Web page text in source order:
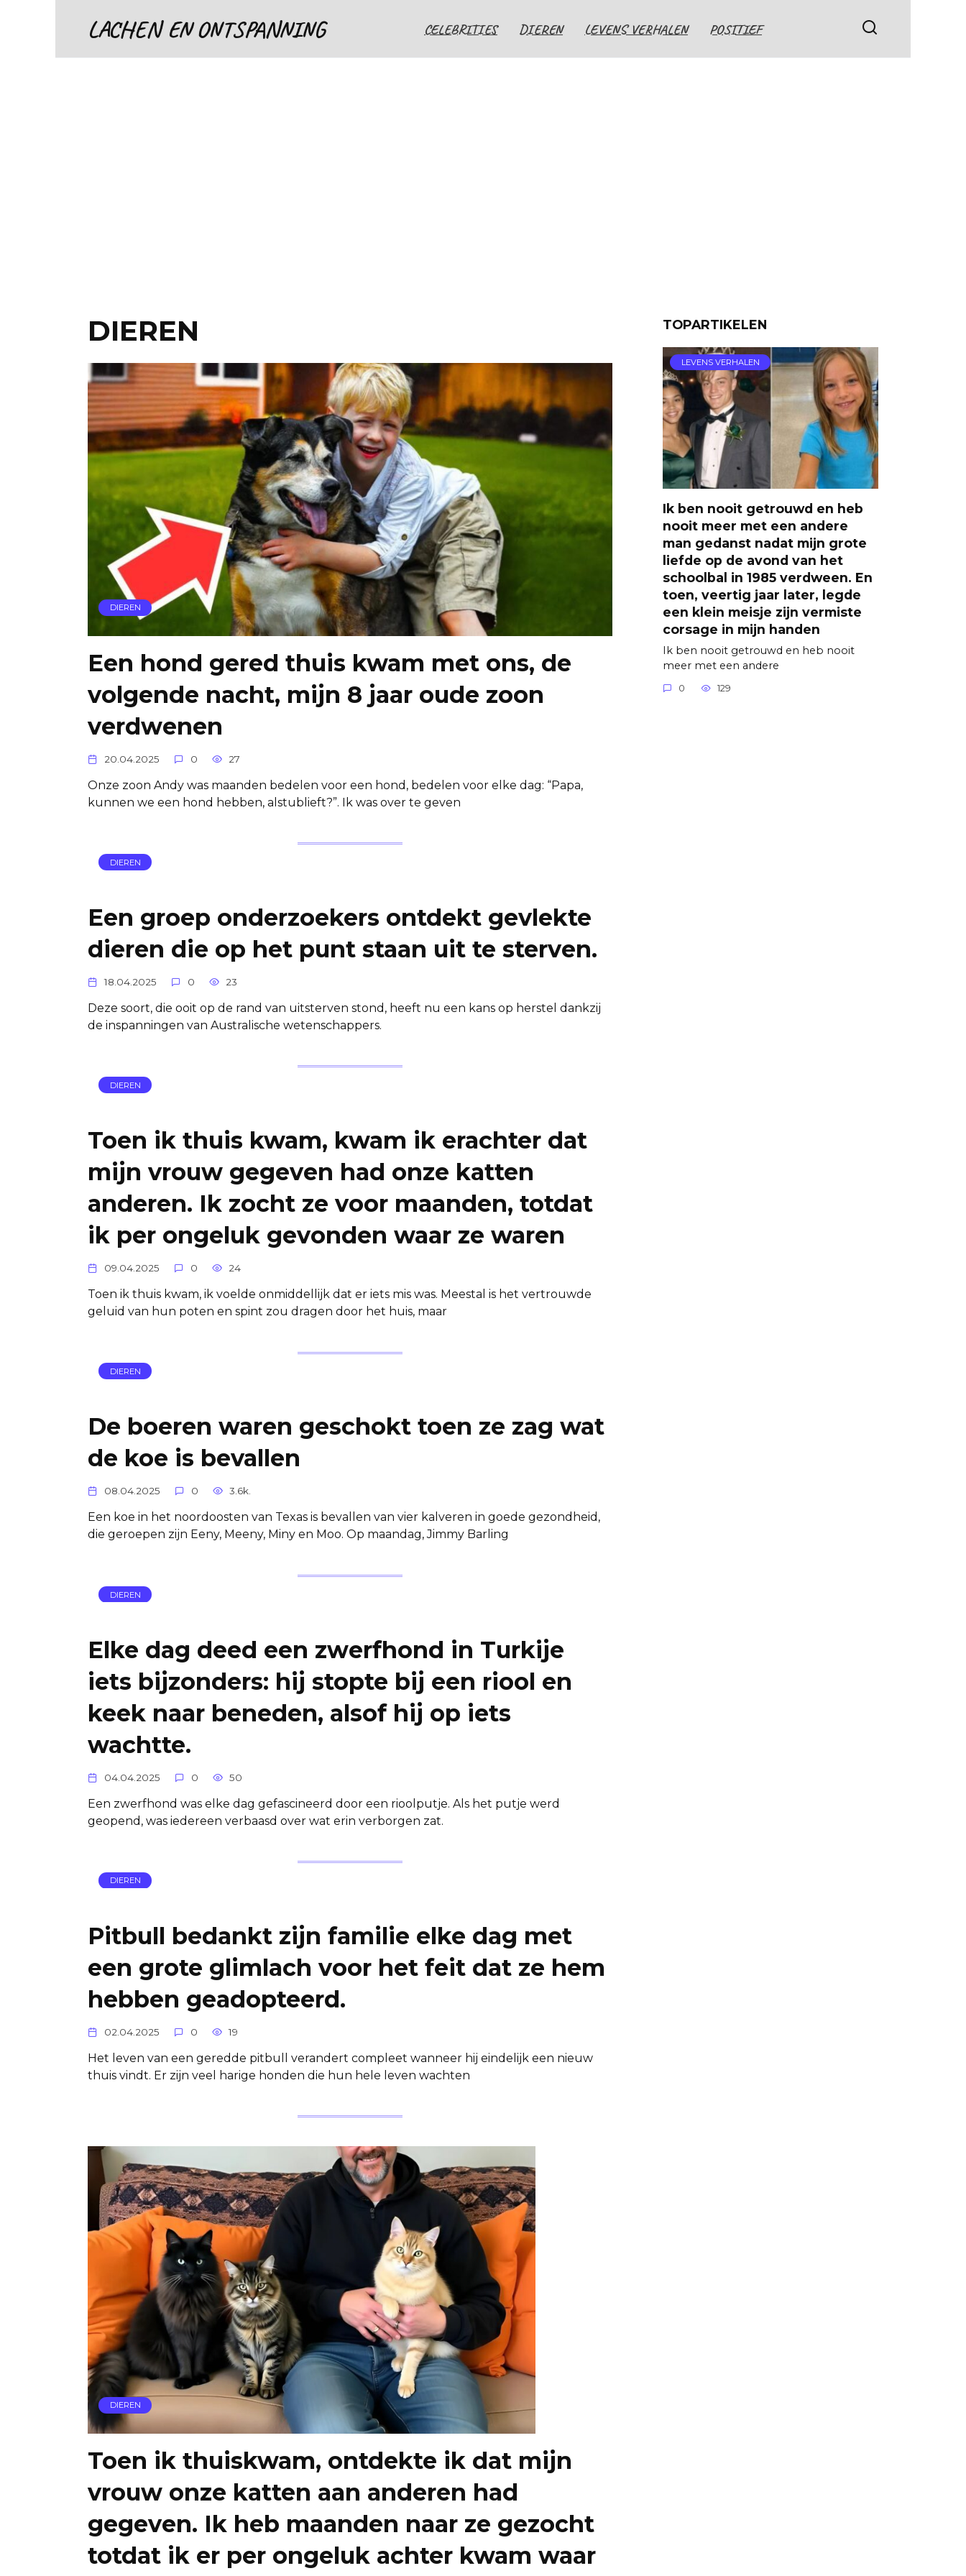
LACHEN EN ONTSPANNING CELEBRITIES DIEREN LEVENS VERHALEN POSITIEF
DIEREN
DIEREN
Een hond gered thuis kwam met ons, de
volgende nacht, mijn 8 jaar oude zoon
verdwenen
20.04.2025 0 27
Onze zoon Andy was maanden bedelen voor een hond, bedelen voor elke dag: “Papa,
kunnen we een hond hebben, alstublieft?”. Ik was over te geven
DIEREN
Een groep onderzoekers ontdekt gevlekte
dieren die op het punt staan ​​uit te sterven.
18.04.2025 0 23
Deze soort, die ooit op de rand van uitsterven stond, heeft nu een kans op herstel dankzij
de inspanningen van Australische wetenschappers.
DIEREN
Toen ik thuis kwam, kwam ik erachter dat
mijn vrouw gegeven had onze katten
anderen. Ik zocht ze voor maanden, totdat
ik per ongeluk gevonden waar ze waren
09.04.2025 0 24
Toen ik thuis kwam, ik voelde onmiddellijk dat er iets mis was. Meestal is het vertrouwde
geluid van hun poten en spint zou dragen door het huis, maar
DIEREN
De boeren waren geschokt toen ze zag wat
de koe is bevallen
08.04.2025 0 3.6k.
Een koe in het noordoosten van Texas is bevallen van vier kalveren in goede gezondheid,
die geroepen zijn Eeny, Meeny, Miny en Moo. Op maandag, Jimmy Barling
DIEREN
Elke dag deed een zwerfhond in Turkije
iets bijzonders: hij stopte bij een riool en
keek naar beneden, alsof hij op iets
wachtte.
04.04.2025 0 50
Een zwerfhond was elke dag gefascineerd door een rioolputje. Als het putje werd
geopend, was iedereen verbaasd over wat erin verborgen zat.
DIEREN
Pitbull bedankt zijn familie elke dag met
een grote glimlach voor het feit dat ze hem
hebben geadopteerd.
02.04.2025 0 19
Het leven van een geredde pitbull verandert compleet wanneer hij eindelijk een nieuw
thuis vindt. Er zijn veel harige honden die hun hele leven wachten
DIEREN
Toen ik thuiskwam, ontdekte ik dat mijn
vrouw onze katten aan anderen had
gegeven. Ik heb maanden naar ze gezocht
totdat ik er per ongeluk achter kwam waar
TOPARTIKELEN
LEVENS VERHALEN
Ik ben nooit getrouwd en heb
nooit meer met een andere
man gedanst nadat mijn grote
liefde op de avond van het
schoolbal in 1985 verdween. En
toen, veertig jaar later, legde
een klein meisje zijn vermiste
corsage in mijn handen
Ik ben nooit getrouwd en heb nooit
meer met een andere
0 129